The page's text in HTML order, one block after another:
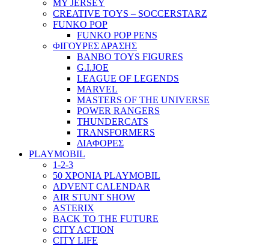
MY JERSEY
CREATIVE TOYS – SOCCERSTARZ
FUNKO POP
FUNKO POP PENS
ΦΙΓΟΥΡΕΣ ΔΡΑΣΗΣ
BANBO TOYS FIGURES
G.I.JOE
LEAGUE OF LEGENDS
MARVEL
MASTERS OF THE UNIVERSE
POWER RANGERS
THUNDERCATS
TRANSFORMERS
ΔΙΑΦΟΡΕΣ
PLAYMOBIL
1-2-3
50 ΧΡΟΝΙΑ PLAYMOBIL
ADVENT CALENDAR
AIR STUNT SHOW
ASTERIX
BACK TO THE FUTURE
CITY ACTION
CITY LIFE